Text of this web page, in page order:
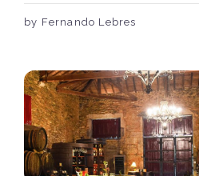
by Fernando Lebres